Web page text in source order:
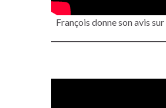
François donne son avis sur